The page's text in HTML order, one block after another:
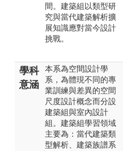
間。建築組以類型研
究與當代建築解析擴
展知識應對當今設計
挑戰。
學科
意涵
本系為空間設計學
系，為體現不同的專
業訓練與差異的空間
尺度設計概念而分設
建築組與室內設計
組。建築組學習領域
主要為：當代建築類
型解析、建築族譜系